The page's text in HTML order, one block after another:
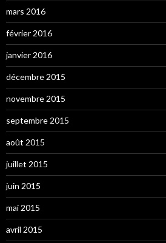
mars 2016
février 2016
janvier 2016
décembre 2015
novembre 2015
septembre 2015
août 2015
juillet 2015
juin 2015
mai 2015
avril 2015